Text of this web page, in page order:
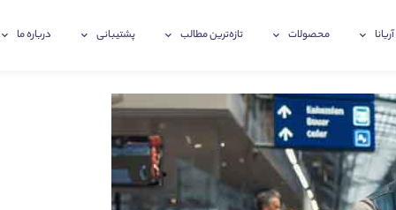
آریانا محصولات تازه‌ترین‌ مطالب پشتیبانی درباره ما